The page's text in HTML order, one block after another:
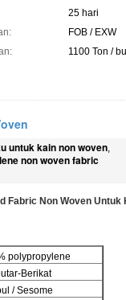
25 hari
FOB / EXW
1100 Ton /
untuk kain non woven,
non woven fabric
Fabric Non Woven Untuk
polypropylene
Berikat
/ Sesome